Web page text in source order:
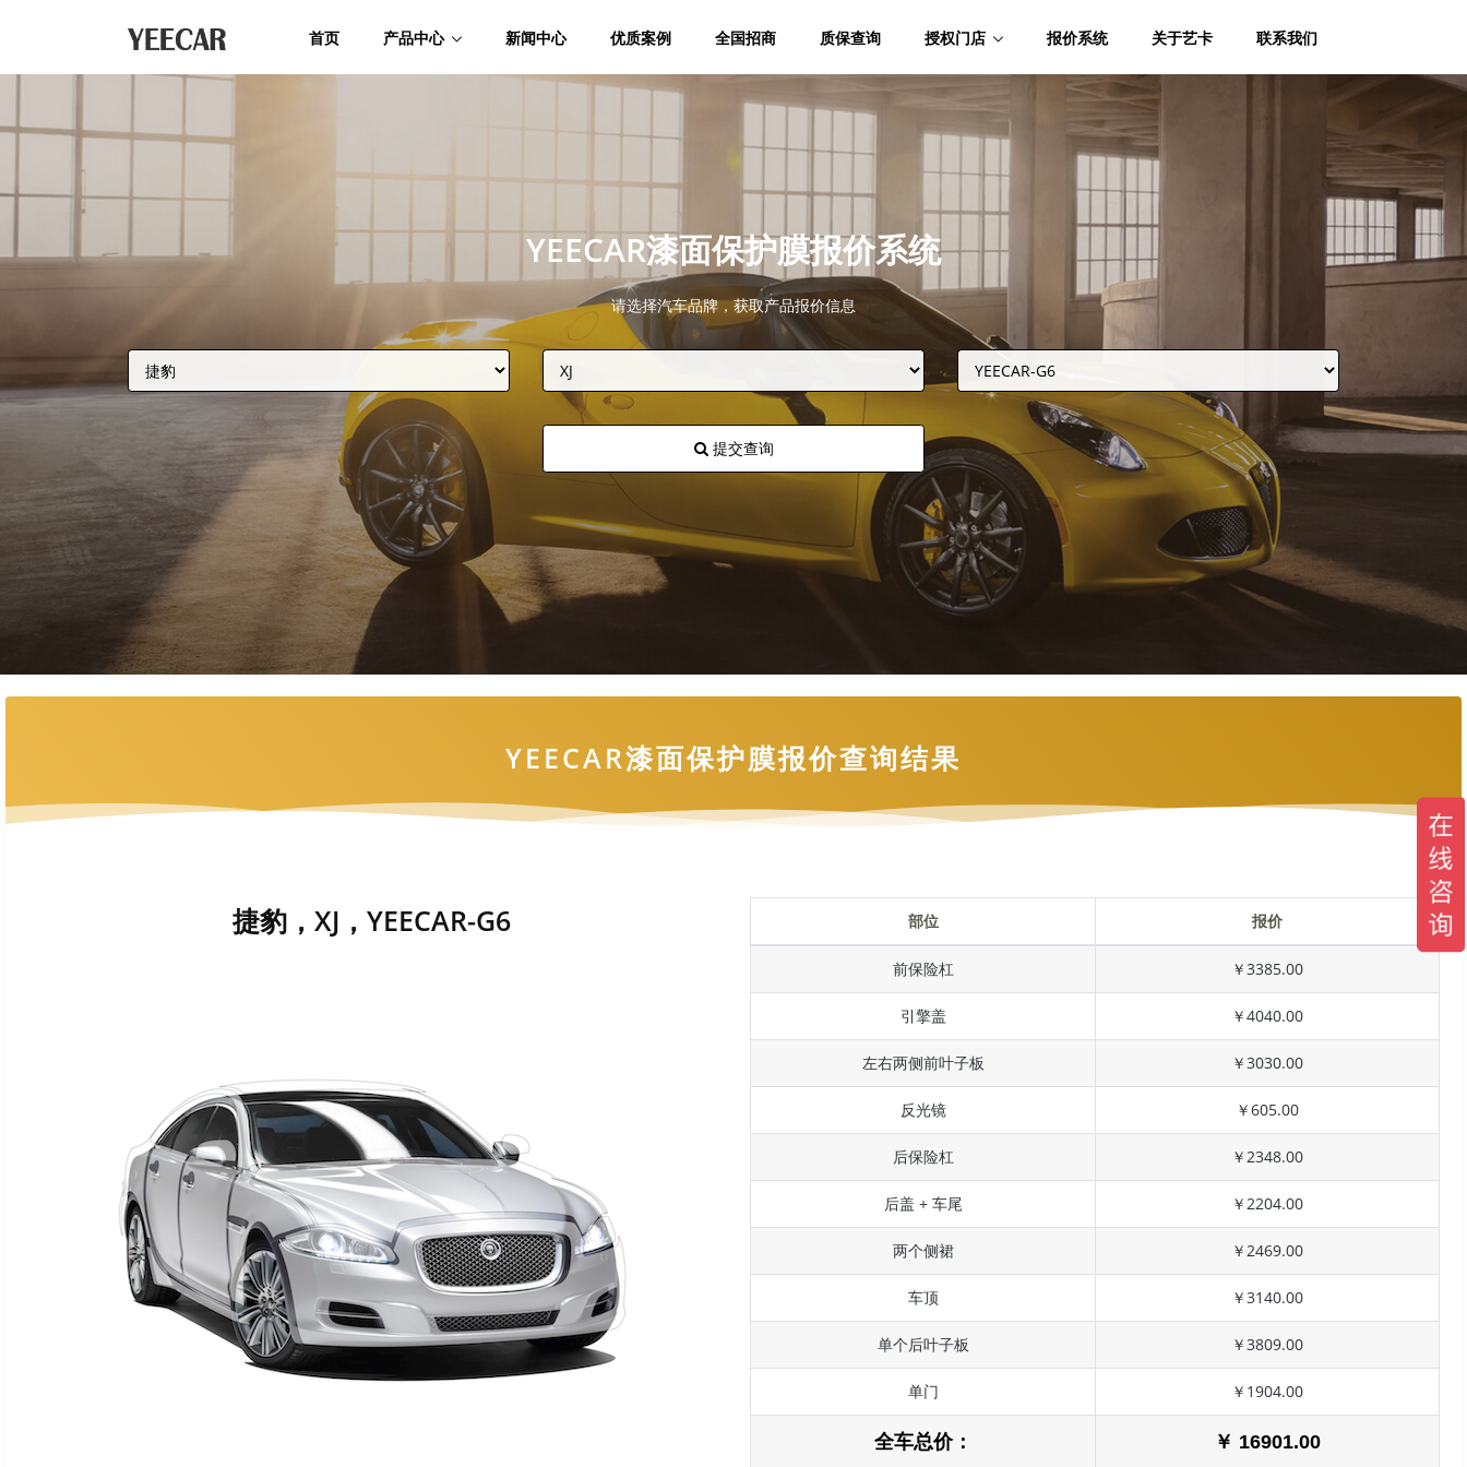
首页 产品中心 新闻中心 优质案例 全国招商 质保查询 授权门店 报价系统 关于艺卡 联系我们
YEECAR漆面保护膜报价系统
请选择汽车品牌，获取产品报价信息
提交查询
YEECAR漆面保护膜报价查询结果
捷豹，XJ，YEECAR-G6 部位 报价
前保险杠 ￥3385.00
引擎盖 ￥4040.00
左右两侧前叶子板 ￥3030.00
反光镜 ￥605.00
后保险杠 ￥2348.00
后盖 + 车尾 ￥2204.00
两个侧裙 ￥2469.00
车顶 ￥3140.00
单个后叶子板 ￥3809.00
单门 ￥1904.00
全车总价： ￥ 16901.00